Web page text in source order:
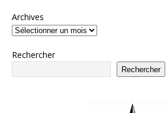
Archives
Rechercher
Rechercher